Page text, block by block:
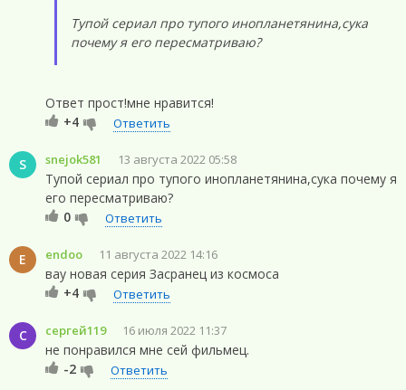
Тупой сериал про тупого инопланетянина,сука
почему я его пересматриваю?
Ответ прост!мне нравится!
+4
Ответить
S snejok581 13 августа 2022 05:58
Тупой сериал про тупого инопланетянина,сука почему я
его пересматриваю?
0
Ответить
E endoo 11 августа 2022 14:16
вау новая серия Засранец из космоса
+4
Ответить
С сергей119 16 июля 2022 11:37
не понравился мне сей фильмец.
-2
Ответить